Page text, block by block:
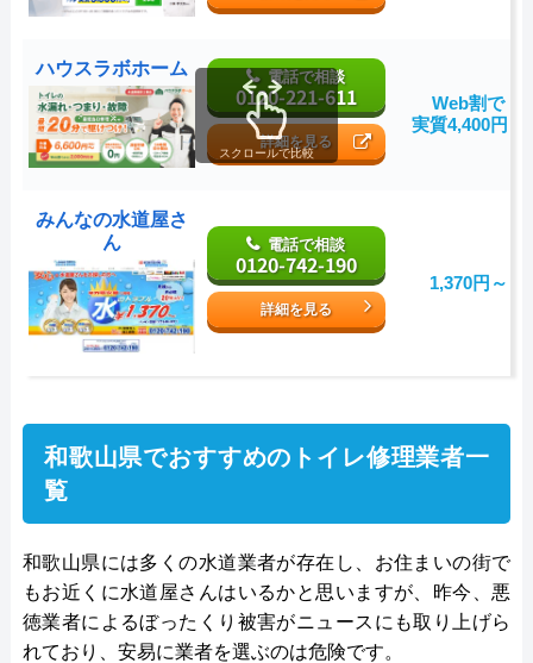
ハウスラボホーム 電話で相談
0120-221-611
詳細を見る
Web割で
実質4,400円～
みんなの水道屋さ
ん
電話で相談
0120-742-190
詳細を見る
1,370円～
スクロールで比較
和歌山県でおすすめのトイレ修理業者一
覧
和歌山県には多くの水道業者が存在し、お住まいの街で
もお近くに水道屋さんはいるかと思いますが、昨今、悪
徳業者によるぼったくり被害がニュースにも取り上げら
れており、安易に業者を選ぶのは危険です。